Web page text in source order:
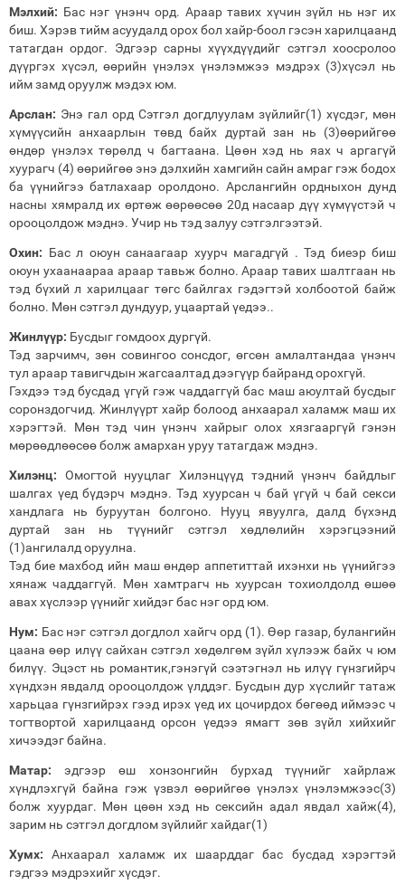
Мэлхий: Бас нэг үнэнч орд. Араар тавих хүчин зүйл нь нэг их
биш. Хэрэв тийм асуудалд орох бол хайр-боол гэсэн харилцаанд
татагдан ордог. Эдгээр сарны хүүхдүүдийг сэтгэл хоосролоо
дүүргэх хүсэл, өөрийн үнэлэх үнэлэмжээ мэдрэх (3)хүсэл нь
ийм замд оруулж мэдэх юм.
Арслан: Энэ гал орд Сэтгэл догдлуулам зүйлийг(1) хүсдэг, мөн
хүмүүсийн анхаарлын төвд байх дуртай зан нь (3)өөрийгөө
өндөр үнэлэх төрөлд ч багтаана. Цөөн хэд нь яах ч аргагүй
хуурагч (4) өөрийгөө энэ дэлхийн хамгийн сайн амраг гэж бодох
ба үүнийгээ батлахаар оролдоно. Арслангийн ордныхон дунд
насны хямралд их өртөж өөрөөсөө 20д насаар дүү хүмүүстэй ч
орооцолдож мэднэ. Учир нь тэд залуу сэтгэлгээтэй.
Охин: Бас л оюун санаагаар хуурч магадгүй . Тэд биеэр биш
оюун ухаанаараа араар тавьж болно. Араар тавих шалтгаан нь
тэд бүхий л харилцааг төгс байлгах гэдэгтэй холбоотой байж
болно. Мөн сэтгэл дундуур, уцаартай үедээ..
Жинлүүр: Бусдыг гомдоох дургүй.
Тэд зарчимч, зөн совингоо сонсдог, өгсөн амлалтандаа үнэнч
тул араар тавигчдын жагсаалтад дээгүүр байранд орохгүй.
Гэхдээ тэд бусдад үгүй гэж чаддаггүй бас маш аюултай бусдыг
соронздогчид. Жинлүүрт хайр болоод анхаарал халамж маш их
хэрэгтэй. Мөн тэд чин үнэнч хайрыг олох хязгааргүй гэнэн
мөрөөдлөөсөө болж амархан уруу татагдаж мэднэ.
Хилэнц: Омогтой нууцлаг Хилэнцүүд тэдний үнэнч байдлыг
шалгах үед бүдэрч мэднэ. Тэд хуурсан ч бай үгүй ч бай секси
хандлага нь буруутан болгоно. Нууц явуулга, далд бүхэнд
дуртай зан нь түүнийг сэтгэл хөдлөлийн хэрэгцээний
(1)ангилалд оруулна.
Тэд бие махбод ийн маш өндөр аппетиттай ихэнхи нь үүнийгээ
хянаж чаддаггүй. Мөн хамтрагч нь хуурсан тохиолдолд өшөө
авах хүслээр үүнийг хийдэг бас нэг орд юм.
Нум: Бас нэг сэтгэл догдлол хайгч орд (1). Өөр газар, булангийн
цаана өөр илүү сайхан сэтгэл хөдөлгөм зүйл хүлээж байх ч юм
билүү. Эцэст нь романтик,гэнэгүй сээтэгнэл нь илүү гүнзгийрч
хүндхэн явдалд орооцолдож үлддэг. Бусдын дур хүслийг татаж
харьцаа гүнзгийрэх гээд ирэх үед их цочирдох бөгөөд иймээс ч
тогтвортой харилцаанд орсон үедээ ямагт зөв зүйл хийхийг
хичээдэг байна.
Матар: эдгээр өш хонзонгийн бурхад түүнийг хайрлаж
хүндлэхгүй байна гэж үзвэл өөрийгөө үнэлэх үнэлэмжээс(3)
болж хуурдаг. Мөн цөөн хэд нь сексийн адал явдал хайж(4),
зарим нь сэтгэл догдлом зүйлийг хайдаг(1)
Хумх: Анхаарал халамж их шаарддаг бас бусдад хэрэгтэй
гэдгээ мэдрэхийг хүсдэг.